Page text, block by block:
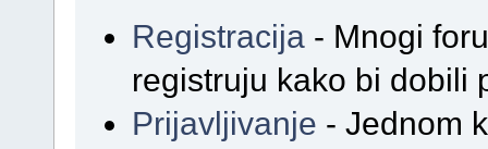
Registracija - Mnogi
registruju kako bi dobili
Prijavljivanje - Jednom